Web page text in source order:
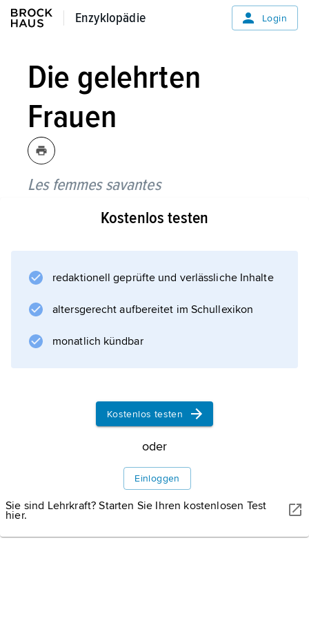
Enzyklopädie
Enzyklopädie Login
Die gelehrten
Frauen
Les femmes savantes
Personen
Handlung
Informationen zum Artikel
Kostenlos testen
redaktionell geprüfte und verlässliche Inhalte
altersgerecht aufbereitet im Schullexikon
monatlich kündbar
Kostenlos testen
oder
Einloggen
Sie sind Lehrkraft? Starten Sie Ihren kostenlosen Test
hier.